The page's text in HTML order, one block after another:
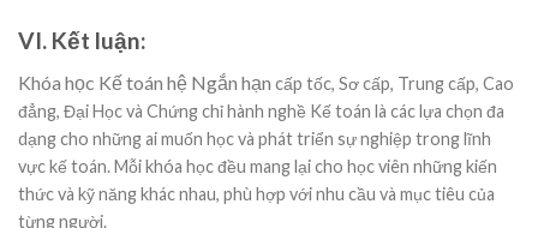
VI. Kết luận:
Khóa học Kế toán hệ Ngắn hạn cấp tốc, Sơ cấp, Trung cấp, Cao
đẳng, Đại Học và Chứng chỉ hành nghề Kế toán là các lựa chọn đa
dạng cho những ai muốn học và phát triển sự nghiệp trong lĩnh
vực kế toán. Mỗi khóa học đều mang lại cho học viên những kiến
thức và kỹ năng khác nhau, phù hợp với nhu cầu và mục tiêu của
từng người.